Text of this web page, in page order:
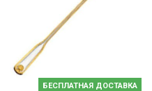
БЕСПЛАТНАЯ ДОСТАВКА